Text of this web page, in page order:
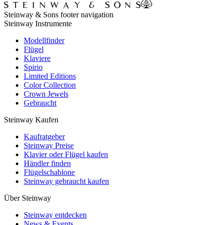
Steinway & Sons footer navigation
Steinway Instrumente
Modellfinder
Flügel
Klaviere
Spirio
Limited Editions
Color Collection
Crown Jewels
Gebraucht
Steinway Kaufen
Kaufratgeber
Steinway Preise
Klavier oder Flügel kaufen
Händler finden
Flügelschablone
Steinway gebraucht kaufen
Über Steinway
Steinway entdecken